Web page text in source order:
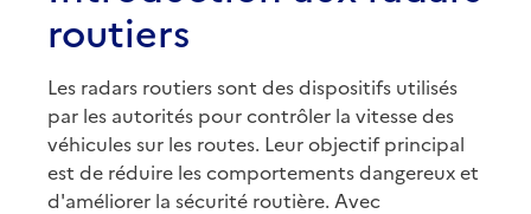
routiers
Les radars routiers sont des dispositifs utilisés
par les autorités pour contrôler la vitesse des
véhicules sur les routes. Leur objectif principal
est de réduire les comportements dangereux et
d'améliorer la sécurité routière. Avec